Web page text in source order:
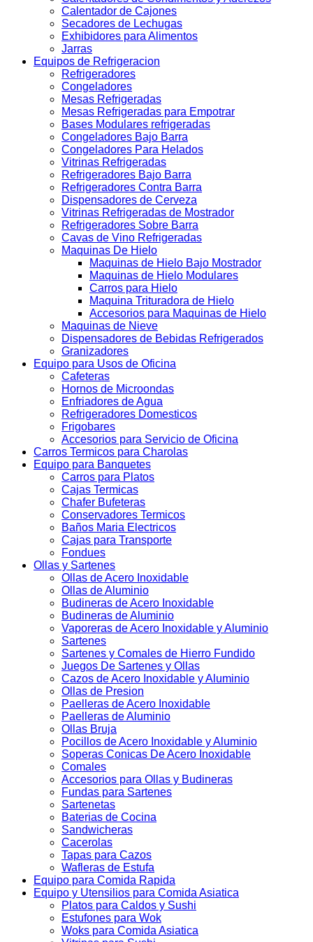
Calentador de Cajones
Secadores de Lechugas
Exhibidores para Alimentos
Jarras
Equipos de Refrigeracion
Refrigeradores
Congeladores
Mesas Refrigeradas
Mesas Refrigeradas para Empotrar
Bases Modulares refrigeradas
Congeladores Bajo Barra
Congeladores Para Helados
Vitrinas Refrigeradas
Refrigeradores Bajo Barra
Refrigeradores Contra Barra
Dispensadores de Cerveza
Vitrinas Refrigeradas de Mostrador
Refrigeradores Sobre Barra
Cavas de Vino Refrigeradas
Maquinas De Hielo
Maquinas de Hielo Bajo Mostrador
Maquinas de Hielo Modulares
Carros para Hielo
Maquina Trituradora de Hielo
Accesorios para Maquinas de Hielo
Maquinas de Nieve
Dispensadores de Bebidas Refrigerados
Granizadores
Equipo para Usos de Oficina
Cafeteras
Hornos de Microondas
Enfriadores de Agua
Refrigeradores Domesticos
Frigobares
Accesorios para Servicio de Oficina
Carros Termicos para Charolas
Equipo para Banquetes
Carros para Platos
Cajas Termicas
Chafer Bufeteras
Conservadores Termicos
Baños Maria Electricos
Cajas para Transporte
Fondues
Ollas y Sartenes
Ollas de Acero Inoxidable
Ollas de Aluminio
Budineras de Acero Inoxidable
Budineras de Aluminio
Vaporeras de Acero Inoxidable y Aluminio
Sartenes
Sartenes y Comales de Hierro Fundido
Juegos De Sartenes y Ollas
Cazos de Acero Inoxidable y Aluminio
Ollas de Presion
Paelleras de Acero Inoxidable
Paelleras de Aluminio
Ollas Bruja
Pocillos de Acero Inoxidable y Aluminio
Soperas Conicas De Acero Inoxidable
Comales
Accesorios para Ollas y Budineras
Fundas para Sartenes
Sartenetas
Baterias de Cocina
Sandwicheras
Cacerolas
Tapas para Cazos
Wafleras de Estufa
Equipo para Comida Rapida
Equipo y Utensilios para Comida Asiatica
Platos para Caldos y Sushi
Estufones para Wok
Woks para Comida Asiatica